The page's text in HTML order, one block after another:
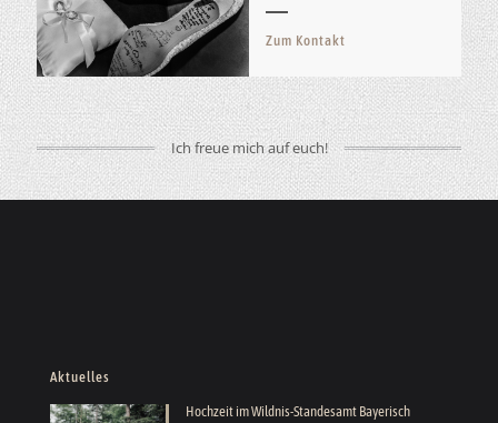
Zum Kontakt
Ich freue mich auf euch!
Aktuelles
Hochzeit im Wildnis-Standesamt Bayerisch